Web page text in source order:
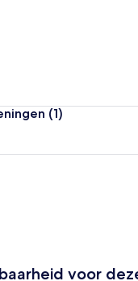
(1)
voor